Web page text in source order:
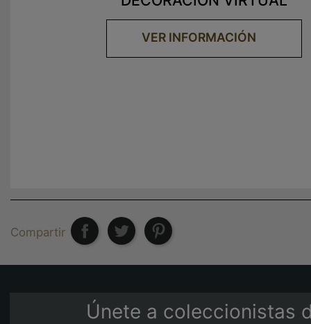
VER INFORMACIÓN
Compartir
Únete a coleccionistas